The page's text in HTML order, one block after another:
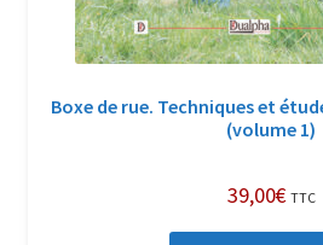
Boxe de rue. Techniques et
(volume 1)
39,00€ TTC